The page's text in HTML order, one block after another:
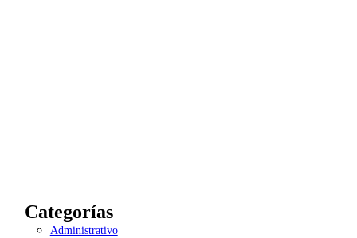
Categorías
Administrativo